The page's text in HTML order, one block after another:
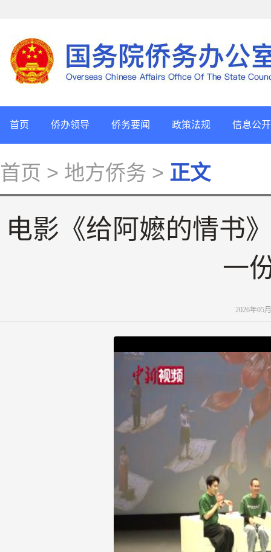
首页 侨办领导 侨务要闻 政策法规 信息公开
首页 > 地方侨务 > 正文
电影《给阿嬷的情书
一
2026年05